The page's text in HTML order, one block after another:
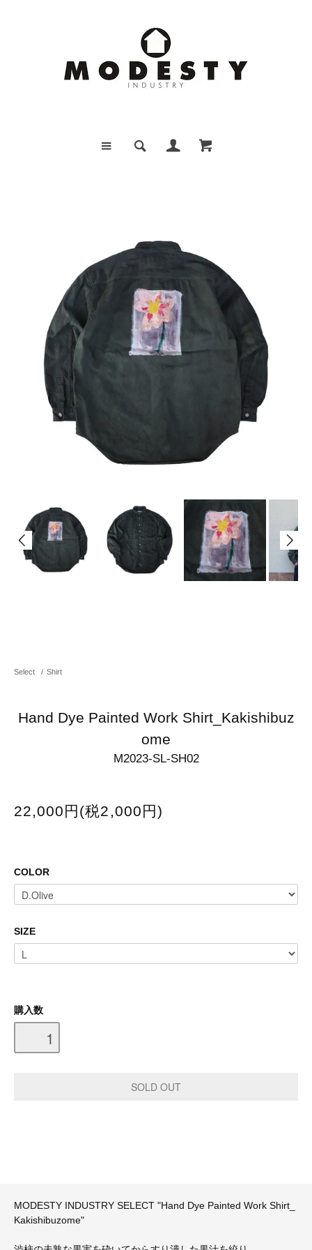
Select / Shirt
Hand Dye Painted Work Shirt_Kakishibuz
ome
M2023-SL-SH02
22,000円(税2,000円)
COLOR
SIZE
購入数
MODESTY INDUSTRY SELECT "Hand Dye Painted Work Shirt_
Kakishibuzome"